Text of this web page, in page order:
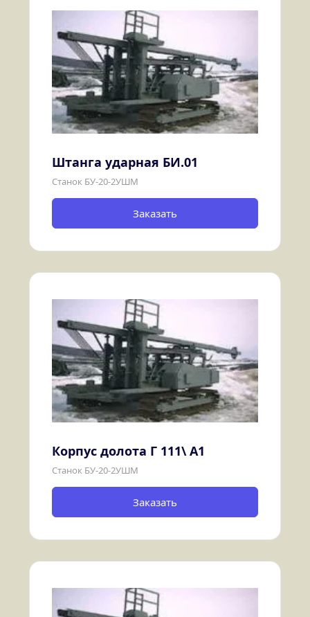
Штанга ударная БИ.01
Станок БУ-20-2УШМ
Заказать
Корпус долота Г 111\ А1
Станок БУ-20-2УШМ
Заказать